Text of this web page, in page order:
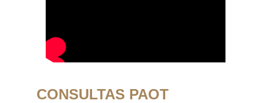
CONSULTAS PAOT